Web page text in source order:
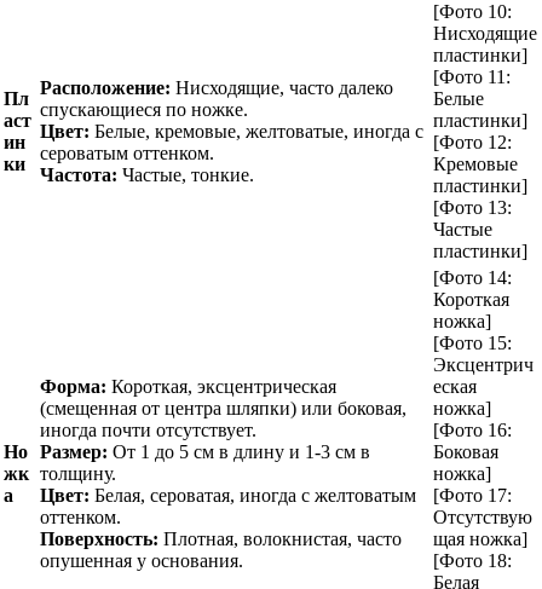
Пл
аст
ин
ки
Расположение: Нисходящие, часто далеко
спускающиеся по ножке.
Цвет: Белые, кремовые, желтоватые, иногда с
сероватым оттенком.
Частота: Частые, тонкие.
[Фото 10:
Нисходящие
пластинки]
[Фото 11:
Белые
пластинки]
[Фото 12:
Кремовые
пластинки]
[Фото 13:
Частые
пластинки]
Но
жк
а
Форма: Короткая, эксцентрическая
(смещенная от центра шляпки) или боковая,
иногда почти отсутствует.
Размер: От 1 до 5 см в длину и 1-3 см в
толщину.
Цвет: Белая, сероватая, иногда с желтоватым
оттенком.
Поверхность: Плотная, волокнистая, часто
опушенная у основания.
[Фото 14:
Короткая
ножка]
[Фото 15:
Эксцентрич
еская
ножка]
[Фото 16:
Боковая
ножка]
[Фото 17:
Отсутствую
щая ножка]
[Фото 18:
Белая